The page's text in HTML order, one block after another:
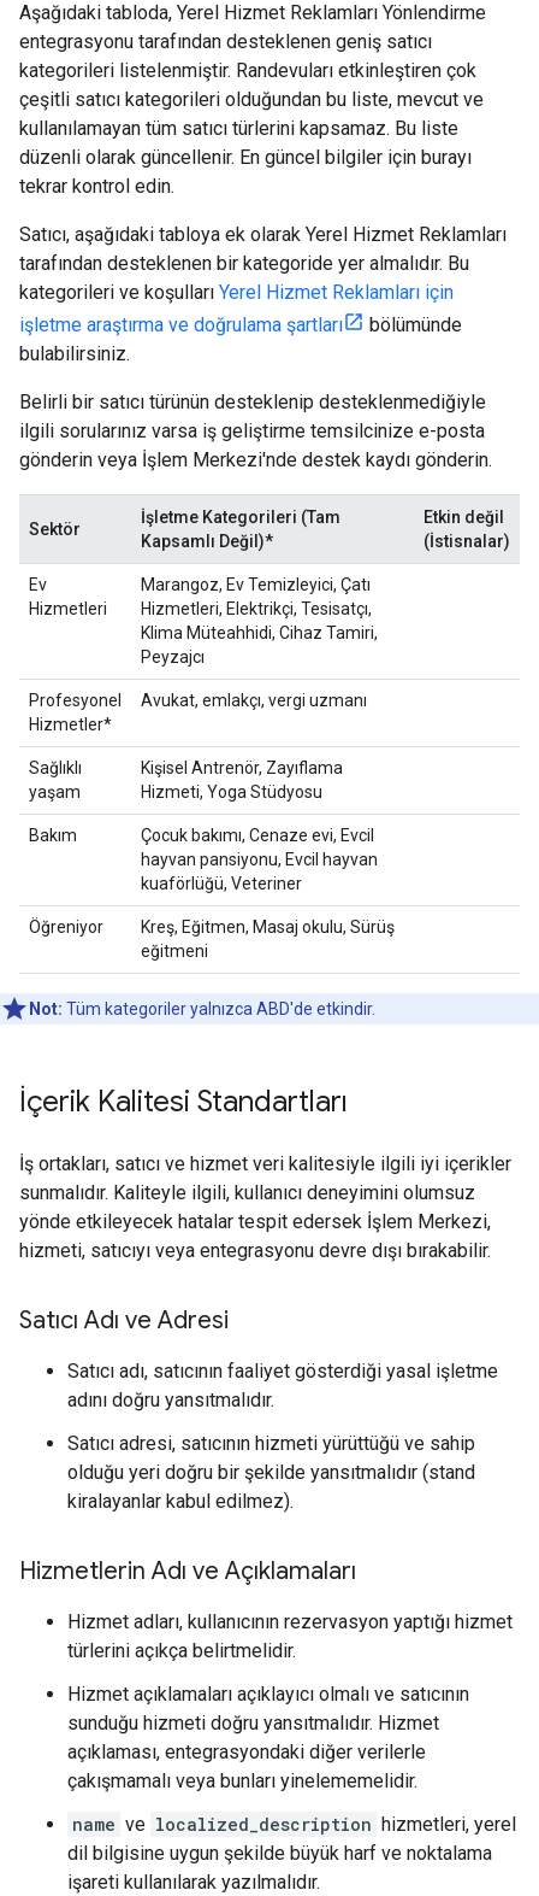
Aşağıdaki tabloda, Yerel Hizmet Reklamları Yönlendirme
entegrasyonu tarafından desteklenen geniş satıcı
kategorileri listelenmiştir. Randevuları etkinleştiren çok
çeşitli satıcı kategorileri olduğundan bu liste, mevcut ve
kullanılamayan tüm satıcı türlerini kapsamaz. Bu liste
düzenli olarak güncellenir. En güncel bilgiler için burayı
tekrar kontrol edin.
Satıcı, aşağıdaki tabloya ek olarak Yerel Hizmet Reklamları
tarafından desteklenen bir kategoride yer almalıdır. Bu
kategorileri ve koşulları Yerel Hizmet Reklamları için
işletme araştırma ve doğrulama şartları
bölümünde
bulabilirsiniz.
Belirli bir satıcı türünün desteklenip desteklenmediğiyle
ilgili sorularınız varsa iş geliştirme temsilcinize e-posta
gönderin veya İşlem Merkezi'nde destek kaydı gönderin.
Sektör
İşletme Kategorileri (Tam
Kapsamlı Değil)*
Etkin değil
(İstisnalar)
Ev
Hizmetleri
Marangoz, Ev Temizleyici, Çatı
Hizmetleri, Elektrikçi, Tesisatçı,
Klima Müteahhidi, Cihaz Tamiri,
Peyzajcı
Profesyonel
Hizmetler*
Avukat, emlakçı, vergi uzmanı
Sağlıklı
yaşam
Kişisel Antrenör, Zayıflama
Hizmeti, Yoga Stüdyosu
Bakım
Çocuk bakımı, Cenaze evi, Evcil
hayvan pansiyonu, Evcil hayvan
kuaförlüğü, Veteriner
Öğreniyor
Kreş, Eğitmen, Masaj okulu, Sürüş
eğitmeni
Not: Tüm kategoriler yalnızca ABD'de etkindir.
İçerik Kalitesi Standartları
İş ortakları, satıcı ve hizmet veri kalitesiyle ilgili iyi içerikler
sunmalıdır. Kaliteyle ilgili, kullanıcı deneyimini olumsuz
yönde etkileyecek hatalar tespit edersek İşlem Merkezi,
hizmeti, satıcıyı veya entegrasyonu devre dışı bırakabilir.
Satıcı Adı ve Adresi
Satıcı adı, satıcının faaliyet gösterdiği yasal işletme
adını doğru yansıtmalıdır.
Satıcı adresi, satıcının hizmeti yürüttüğü ve sahip
olduğu yeri doğru bir şekilde yansıtmalıdır (stand
kiralayanlar kabul edilmez).
Hizmetlerin Adı ve Açıklamaları
Hizmet adları, kullanıcının rezervasyon yaptığı hizmet
türlerini açıkça belirtmelidir.
Hizmet açıklamaları açıklayıcı olmalı ve satıcının
sunduğu hizmeti doğru yansıtmalıdır. Hizmet
açıklaması, entegrasyondaki diğer verilerle
çakışmamalı veya bunları yinelememelidir.
name ve localized_description hizmetleri, yerel
dil bilgisine uygun şekilde büyük harf ve noktalama
işareti kullanılarak yazılmalıdır.